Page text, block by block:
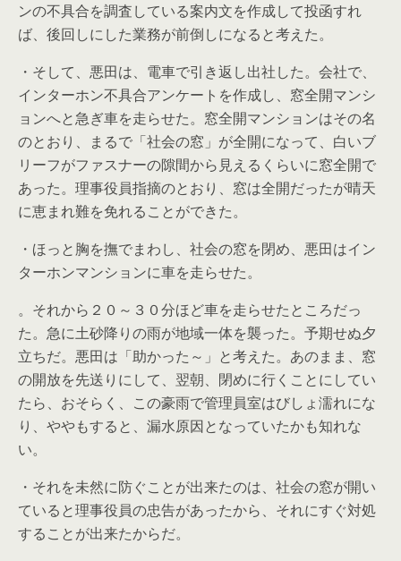
ンの不具合を調査している案内文を作成して投函すれ
ば、後回しにした業務が前倒しになると考えた。
・そして、悪田は、電車で引き返し出社した。会社で、
インターホン不具合アンケートを作成し、窓全開マンシ
ョンへと急ぎ車を走らせた。窓全開マンションはその名
のとおり、まるで「社会の窓」が全開になって、白いブ
リーフがファスナーの隙間から見えるくらいに窓全開で
あった。理事役員指摘のとおり、窓は全開だったが晴天
に恵まれ難を免れることができた。
・ほっと胸を撫でまわし、社会の窓を閉め、悪田はイン
ターホンマンションに車を走らせた。
。それから２０～３０分ほど車を走らせたところだっ
た。急に土砂降りの雨が地域一体を襲った。予期せぬ夕
立ちだ。悪田は「助かった～」と考えた。あのまま、窓
の開放を先送りにして、翌朝、閉めに行くことにしてい
たら、おそらく、この豪雨で管理員室はびしょ濡れにな
り、ややもすると、漏水原因となっていたかも知れな
い。
・それを未然に防ぐことが出来たのは、社会の窓が開い
ていると理事役員の忠告があったから、それにすぐ対処
することが出来たからだ。